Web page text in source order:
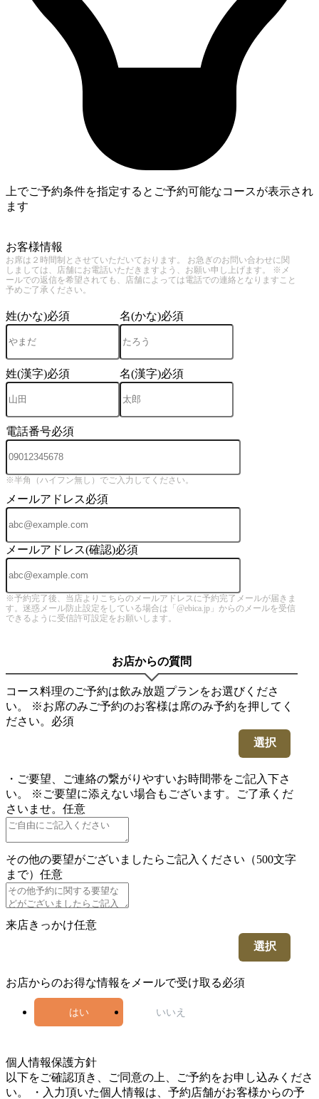
上でご予約条件を指定するとご予約可能なコースが表示され
ます
お客様情報
お席は２時間制とさせていただいております。 お急ぎのお問い合わせに関
しましては、店舗にお電話いただきますよう、お願い申し上げます。 ※メ
ールでの返信を希望されても、店舗によっては電話での連絡となりますこと
予めご了承ください。
姓(かな)必須 名(かな)必須
姓(漢字)必須 名(漢字)必須
電話番号必須
※半角（ハイフン無し）でご入力してください。
メールアドレス必須
メールアドレス(確認)必須
※予約完了後、当店よりこちらのメールアドレスに予約完了メールが届きま
す。迷惑メール防止設定をしている場合は「@ebica.jp」からのメールを受信
できるように受信許可設定をお願いします。
お店からの質問
コース料理のご予約は飲み放題プランをお選びくださ
い。 ※お席のみご予約のお客様は席のみ予約を押してく
ださい。 必須
選択
・ご要望、ご連絡の繋がりやすいお時間帯をご記入下さ
い。 ※ご要望に添えない場合もございます。ご了承くだ
さいませ。 任意
その他の要望がございましたらご記入ください（500文字
まで） 任意
来店きっかけ任意
選択
お店からのお得な情報をメールで受け取る必須
はい いいえ
個人情報保護方針
以下をご確認頂き、ご同意の上、ご予約をお申し込みくださ
い。 ・入力頂いた個人情報は、予約店舗がお客様からの予